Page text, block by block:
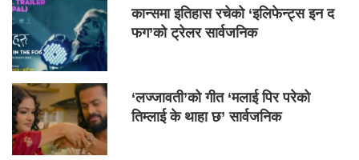
कान्समा इतिहास रचेको ‘इलिफेन्ट्स इन द
फग’को ट्रेलर सार्वजनिक
‘लज्जावती’को गीत ‘मलाई पिर परेको
तिम्लाई के थाहा छ’ सार्वजनिक